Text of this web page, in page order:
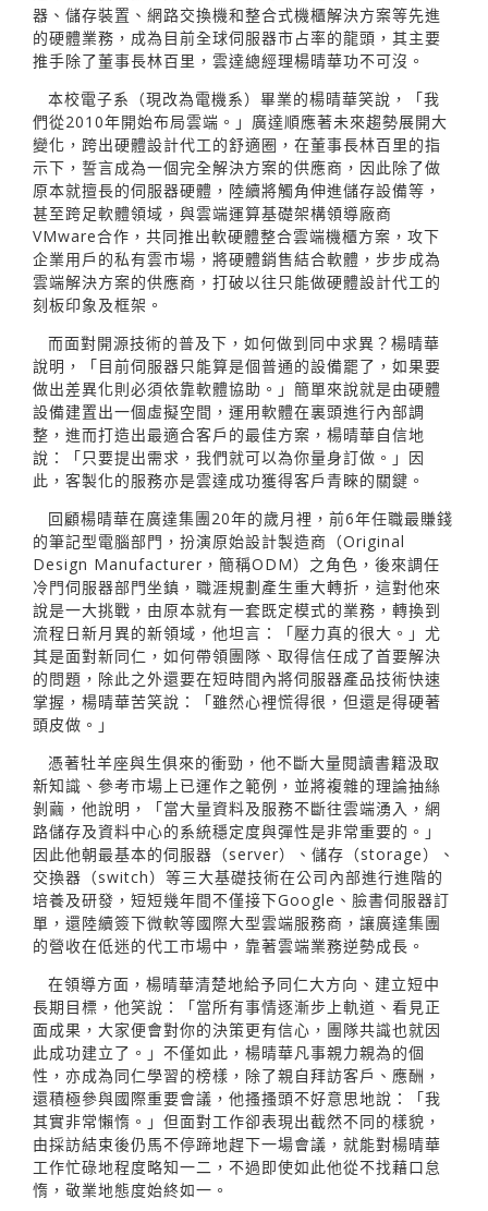
器、儲存裝置、網路交換機和整合式機櫃解決方案等先進
的硬體業務，成為目前全球伺服器市占率的龍頭，其主要
推手除了董事長林百里，雲達總經理楊晴華功不可沒。
本校電子系（現改為電機系）畢業的楊晴華笑說，「我
們從2010年開始布局雲端。」廣達順應著未來趨勢展開大
變化，跨出硬體設計代工的舒適圈，在董事長林百里的指
示下，誓言成為一個完全解決方案的供應商，因此除了做
原本就擅長的伺服器硬體，陸續將觸角伸進儲存設備等，
甚至跨足軟體領域，與雲端運算基礎架構領導廠商
VMware合作，共同推出軟硬體整合雲端機櫃方案，攻下
企業用戶的私有雲市場，將硬體銷售結合軟體，步步成為
雲端解決方案的供應商，打破以往只能做硬體設計代工的
刻板印象及框架。
而面對開源技術的普及下，如何做到同中求異？楊晴華
說明，「目前伺服器只能算是個普通的設備罷了，如果要
做出差異化則必須依靠軟體協助。」簡單來說就是由硬體
設備建置出一個虛擬空間，運用軟體在裏頭進行內部調
整，進而打造出最適合客戶的最佳方案，楊晴華自信地
說：「只要提出需求，我們就可以為你量身訂做。」因
此，客製化的服務亦是雲達成功獲得客戶青睞的關鍵。
回顧楊晴華在廣達集團20年的歲月裡，前6年任職最賺錢
的筆記型電腦部門，扮演原始設計製造商（Original
Design Manufacturer，簡稱ODM）之角色，後來調任
冷門伺服器部門坐鎮，職涯規劃產生重大轉折，這對他來
說是一大挑戰，由原本就有一套既定模式的業務，轉換到
流程日新月異的新領域，他坦言：「壓力真的很大。」尤
其是面對新同仁，如何帶領團隊、取得信任成了首要解決
的問題，除此之外還要在短時間內將伺服器產品技術快速
掌握，楊晴華苦笑說：「雖然心裡慌得很，但還是得硬著
頭皮做。」
憑著牡羊座與生俱來的衝勁，他不斷大量閱讀書籍汲取
新知識、參考市場上已運作之範例，並將複雜的理論抽絲
剝繭，他說明，「當大量資料及服務不斷往雲端湧入，網
路儲存及資料中心的系統穩定度與彈性是非常重要的。」
因此他朝最基本的伺服器（server）、儲存（storage）、
交換器（switch）等三大基礎技術在公司內部進行進階的
培養及研發，短短幾年間不僅接下Google、臉書伺服器訂
單，還陸續簽下微軟等國際大型雲端服務商，讓廣達集團
的營收在低迷的代工市場中，靠著雲端業務逆勢成長。
在領導方面，楊晴華清楚地給予同仁大方向、建立短中
長期目標，他笑說：「當所有事情逐漸步上軌道、看見正
面成果，大家便會對你的決策更有信心，團隊共識也就因
此成功建立了。」不僅如此，楊晴華凡事親力親為的個
性，亦成為同仁學習的榜樣，除了親自拜訪客戶、應酬，
還積極參與國際重要會議，他搔搔頭不好意思地說：「我
其實非常懶惰。」但面對工作卻表現出截然不同的樣貌，
由採訪結束後仍馬不停蹄地趕下一場會議，就能對楊晴華
工作忙碌地程度略知一二，不過即使如此他從不找藉口怠
惰，敬業地態度始終如一。